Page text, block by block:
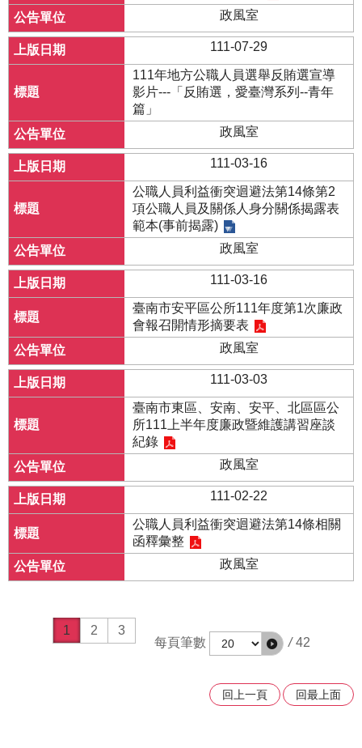
政風室
111-07-29
111年地方公職人員選舉反賄選宣導
影片---「反賄選，愛臺灣系列--青年
篇」
政風室
111-03-16
公職人員利益衝突迴避法第14條第2
項公職人員及關係人身分關係揭露表
範本(事前揭露)
政風室
111-03-16
臺南市安平區公所111年度第1次廉政
會報召開情形摘要表
政風室
111-03-03
臺南市東區、安南、安平、北區區公
所111上半年度廉政暨維護講習座談
紀錄
政風室
111-02-22
公職人員利益衝突迴避法第14條相關
函釋彙整
政風室
1 2
3
每頁筆數
/ 42
回上一頁 回最上面